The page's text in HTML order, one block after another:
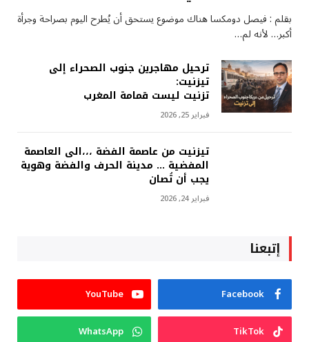
بقلم : فيصل دومكسا هناك موضوع يستحق أن يُطرح اليوم بصراحة وجرأة
أكبر… لأنه لم…
ترحيل مهاجرين جنوب الصحراء إلى
تيزنيت:
تزنيت ليست قمامة المغرب
فبراير 25, 2026
تيزنيت من عاصمة الفضة ،،،الى العاصمة
المفضية … مدينة الحرف والفضة وهوية
يجب أن تُصان
فبراير 24, 2026
إتبعنا
Facebook
YouTube
TikTok
WhatsApp